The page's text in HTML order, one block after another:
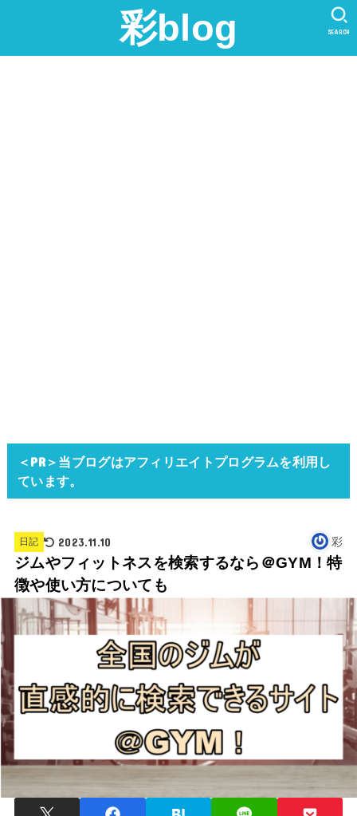
彩blog SEARCH
＜PR＞当ブログはアフィリエイトプログラムを利用し
ています。
日記 2023.11.10 彩
ジムやフィットネスを検索するなら＠GYM！特
徴や使い方についても